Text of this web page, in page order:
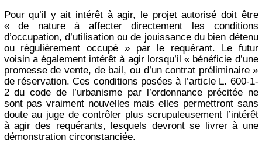
Pour qu’il y ait intérêt à agir, le projet autorisé doit être
« de nature à affecter directement les conditions
d’occupation, d’utilisation ou de jouissance du bien détenu
ou régulièrement occupé » par le requérant. Le futur
voisin a également intérêt à agir lorsqu’il « bénéficie d’une
promesse de vente, de bail, ou d’un contrat préliminaire »
de réservation. Ces conditions posées à l’article L. 600-1-
2 du code de l’urbanisme par l’ordonnance précitée ne
sont pas vraiment nouvelles mais elles permettront sans
doute au juge de contrôler plus scrupuleusement l’intérêt
à agir des requérants, lesquels devront se livrer à une
démonstration circonstanciée.